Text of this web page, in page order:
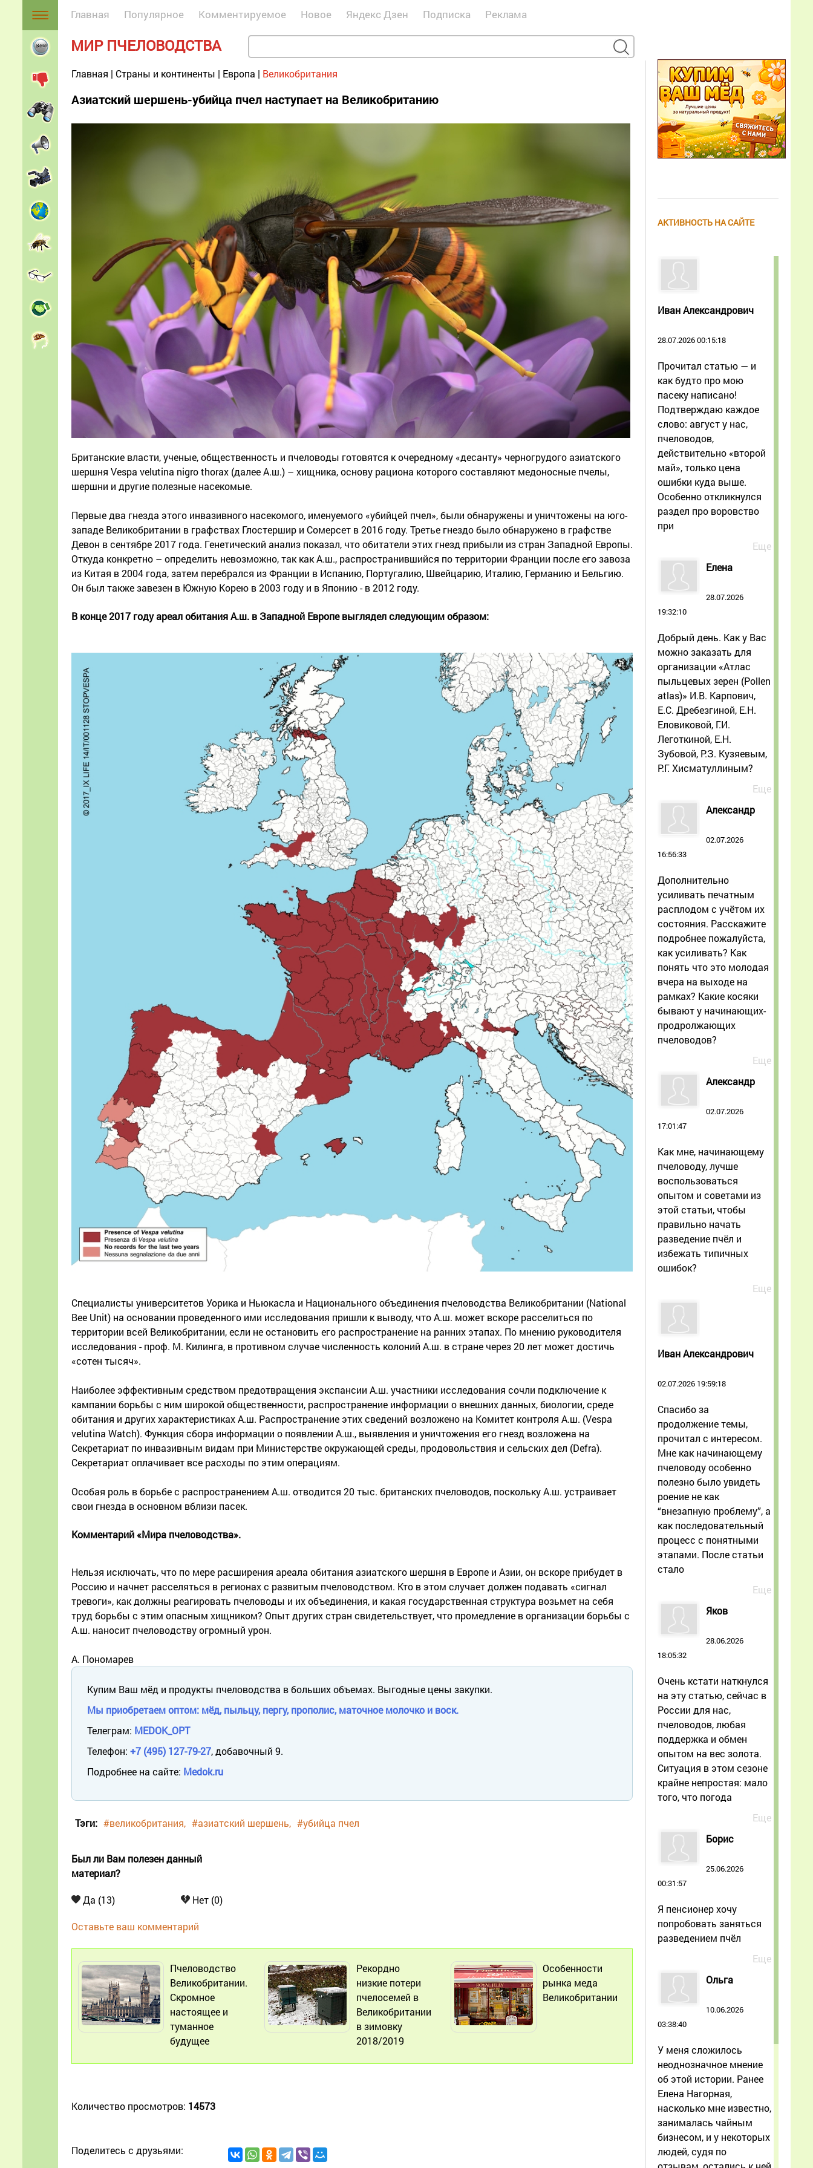
Главная Популярное Комментируемое Новое Яндекс Дзен Подписка Реклама
МИР ПЧЕЛОВОДСТВА
Главная | Страны и континенты | Европа | Великобритания
Азиатский шершень-убийца пчел наступает на Великобританию
Британские власти, ученые, общественность и пчеловоды готовятся к очередному «десанту» черногрудого азиатского
шершня Vespa velutina nigro thorax (далее А.ш.) – хищника, основу рациона которого составляют медоносные пчелы,
шершни и другие полезные насекомые.
Первые два гнезда этого инвазивного насекомого, именуемого «убийцей пчел», были обнаружены и уничтожены на юго-
западе Великобритании в графствах Глостершир и Сомерсет в 2016 году. Третье гнездо было обнаружено в графстве
Девон в сентябре 2017 года. Генетический анализ показал, что обитатели этих гнезд прибыли из стран Западной Европы.
Откуда конкретно – определить невозможно, так как А.ш., распространившийся по территории Франции после его завоза
из Китая в 2004 года, затем перебрался из Франции в Испанию, Португалию, Швейцарию, Италию, Германию и Бельгию.
Он был также завезен в Южную Корею в 2003 году и в Японию - в 2012 году.
В конце 2017 году ареал обитания А.ш. в Западной Европе выглядел следующим образом:
Специалисты университетов Уорика и Ньюкасла и Национального объединения пчеловодства Великобритании (National
Bee Unit) на основании проведенного ими исследования пришли к выводу, что А.ш. может вскоре расселиться по
территории всей Великобритании, если не остановить его распространение на ранних этапах. По мнению руководителя
исследования - проф. М. Килинга, в противном случае численность колоний А.ш. в стране через 20 лет может достичь
«сотен тысяч».
Наиболее эффективным средством предотвращения экспансии А.ш. участники исследования сочли подключение к
кампании борьбы с ним широкой общественности, распространение информации о внешних данных, биологии, среде
обитания и других характеристиках А.ш. Распространение этих сведений возложено на Комитет контроля А.ш. (Vespa
velutina Watch). Функция сбора информации о появлении А.ш., выявления и уничтожения его гнезд возложена на
Секретариат по инвазивным видам при Министерстве окружающей среды, продовольствия и сельских дел (Defra).
Секретариат оплачивает все расходы по этим операциям.
Особая роль в борьбе с распространением А.ш. отводится 20 тыс. британских пчеловодов, поскольку А.ш. устраивает
свои гнезда в основном вблизи пасек.
Комментарий «Мира пчеловодства».
Нельзя исключать, что по мере расширения ареала обитания азиатского шершня в Европе и Азии, он вскоре прибудет в
Россию и начнет расселяться в регионах с развитым пчеловодством. Кто в этом случает должен подавать «сигнал
тревоги», как должны реагировать пчеловоды и их объединения, и какая государственная структура возьмет на себя
труд борьбы с этим опасным хищником? Опыт других стран свидетельствует, что промедление в организации борьбы с
А.ш. наносит пчеловодству огромный урон.
А. Пономарев
Купим Ваш мёд и продукты пчеловодства в больших объемах. Выгодные цены закупки.
Мы приобретаем оптом: мёд, пыльцу, пергу, прополис, маточное молочко и воск.
Телеграм: MEDOK_OPT
Телефон: +7 (495) 127-79-27, добавочный 9.
Подробнее на сайте: Medok.ru
Тэги: #великобритания #азиатский шершень #убийца пчел
Был ли Вам полезен данный
материал?
Да (13) Нет (0)
Оставьте ваш комментарий
Пчеловодство
Великобритании.
Скромное
настоящее и
туманное
будущее
Рекордно
низкие потери
пчелосемей в
Великобритании
в зимовку
2018/2019
Особенности
рынка меда
Великобритании
Количество просмотров: 14573
Поделитесь с друзьями:
АКТИВНОСТЬ НА САЙТЕ
Иван Александрович
28.07.2026 00:15:18
Прочитал статью — и
как будто про мою
пасеку написано!
Подтверждаю каждое
слово: август у нас,
пчеловодов,
действительно «второй
май», только цена
ошибки куда выше.
Особенно откликнулся
раздел про воровство
при
Еще
Елена
28.07.2026
19:32:10
Добрый день. Как у Вас
можно заказать для
организации «Атлас
пыльцевых зерен (Pollen
atlas)» И.В. Карпович,
Е.С. Дребезгиной, Е.Н.
Еловиковой, Г.И.
Леготкиной, Е.Н.
Зубовой, Р.З. Кузяевым,
Р.Г. Хисматуллиным?
Еще
Александр
02.07.2026
16:56:33
Дополнительно
усиливать печатным
расплодом с учётом их
состояния. Расскажите
подробнее пожалуйста,
как усиливать? Как
понять что это молодая
вчера на выходе на
рамках? Какие косяки
бывают у начинающих-
продролжающих
пчеловодов?
Еще
Александр
02.07.2026
17:01:47
Как мне, начинающему
пчеловоду, лучше
воспользоваться
опытом и советами из
этой статьи, чтобы
правильно начать
разведение пчёл и
избежать типичных
ошибок?
Еще
Иван Александрович
02.07.2026 19:59:18
Спасибо за
продолжение темы,
прочитал с интересом.
Мне как начинающему
пчеловоду особенно
полезно было увидеть
роение не как
“внезапную проблему”, а
как последовательный
процесс с понятными
этапами. После статьи
стало
Еще
Яков
28.06.2026
18:05:32
Очень кстати наткнулся
на эту статью, сейчас в
России для нас,
пчеловодов, любая
поддержка и обмен
опытом на вес золота.
Ситуация в этом сезоне
крайне непростая: мало
того, что погода
Еще
Борис
25.06.2026
00:31:57
Я пенсионер хочу
попробовать заняться
разведением пчёл
Еще
Ольга
10.06.2026
03:38:40
У меня сложилось
неоднозначное мнение
об этой истории. Ранее
Елена Нагорная,
насколько мне известно,
занималась чайным
бизнесом, и у некоторых
людей, судя по